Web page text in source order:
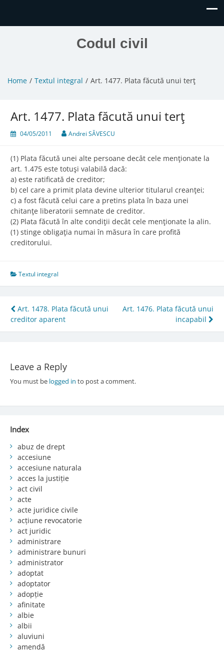
Codul civil
Home Textul integral Art. 1477. Plata făcută unui terţ
Art. 1477. Plata făcută unui terţ
04/05/2011 Andrei SĂVESCU
(1) Plata făcută unei alte persoane decât cele menţionate la
art. 1.475 este totuşi valabilă dacă:
a) este ratificată de creditor;
b) cel care a primit plata devine ulterior titularul creanţei;
c) a fost făcută celui care a pretins plata în baza unei
chitanţe liberatorii semnate de creditor.
(2) Plata făcută în alte condiţii decât cele menţionate la alin.
(1) stinge obligaţia numai în măsura în care profită
creditorului.
Textul integral
Post
navigation
Art. 1478. Plata făcută unui
creditor aparent
Art. 1476. Plata făcută unui
incapabil
Leave a Reply
You must be logged in to post a comment.
Index
abuz de drept
accesiune
accesiune naturala
acces la justiție
act civil
acte
acte juridice civile
acțiune revocatorie
act juridic
administrare
administrare bunuri
administrator
adoptat
adoptator
adopție
afinitate
albie
albii
aluviuni
amendă